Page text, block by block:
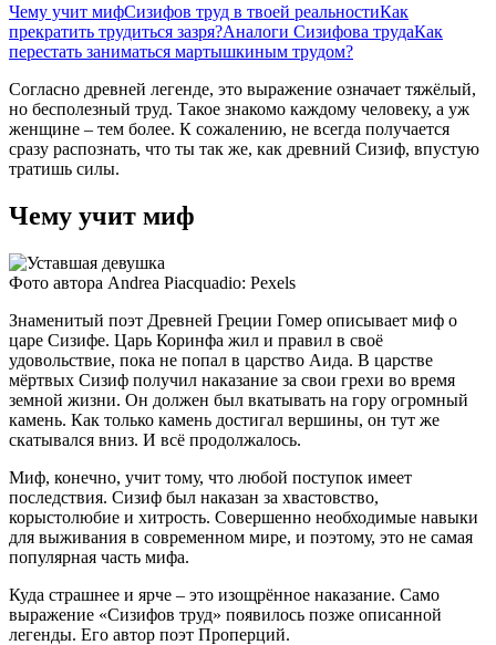
Чему учит мифСизифов труд в твоей реальностиКак
прекратить трудиться зазря?Аналоги Сизифова трудаКак
перестать заниматься мартышкиным трудом?
Согласно древней легенде, это выражение означает тяжёлый,
но бесполезный труд. Такое знакомо каждому человеку, а уж
женщине – тем более. К сожалению, не всегда получается
сразу распознать, что ты так же, как древний Сизиф, впустую
тратишь силы.
Чему учит миф
Фото автора Andrea Piacquadio: Pexels
Знаменитый поэт Древней Греции Гомер описывает миф о
царе Сизифе. Царь Коринфа жил и правил в своё
удовольствие, пока не попал в царство Аида. В царстве
мёртвых Сизиф получил наказание за свои грехи во время
земной жизни. Он должен был вкатывать на гору огромный
камень. Как только камень достигал вершины, он тут же
скатывался вниз. И всё продолжалось.
Миф, конечно, учит тому, что любой поступок имеет
последствия. Сизиф был наказан за хвастовство,
корыстолюбие и хитрость. Совершенно необходимые навыки
для выживания в современном мире, и поэтому, это не самая
популярная часть мифа.
Куда страшнее и ярче – это изощрённое наказание. Само
выражение «Сизифов труд» появилось позже описанной
легенды. Его автор поэт Проперций.